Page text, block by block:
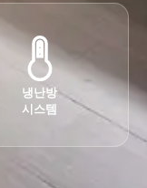
냉난방
시스템